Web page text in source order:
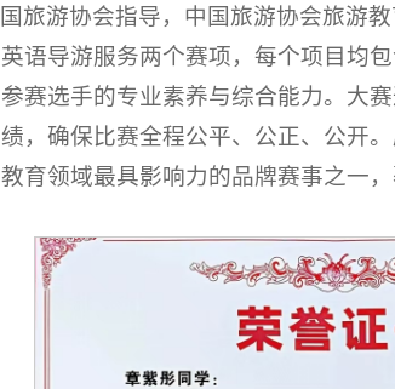
旅游协会指导，中国旅游协会旅游
语导游服务两个赛项，每个项目均
赛选手的专业素养与综合能力。大
，确保比赛全程公平、公正、公开
育领域最具影响力的品牌赛事之一